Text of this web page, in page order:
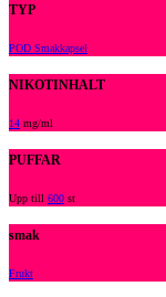
TYP
POD Smakkapsel
NIKOTINHALT
14 mg/ml
PUFFAR
Upp till 600 st
smak
Frukt